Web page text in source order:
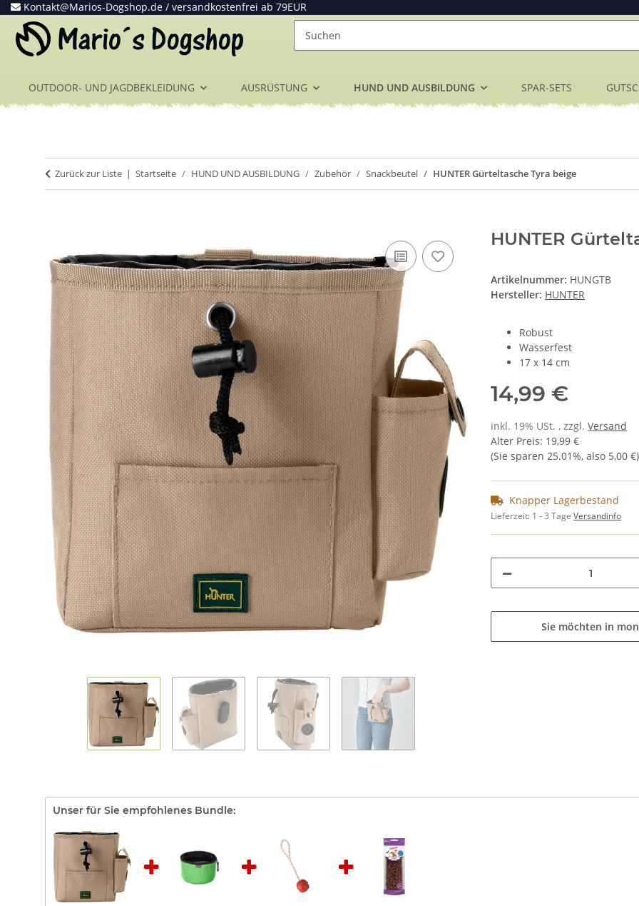
Kontakt@Marios-Dogshop.de / versandkostenfrei ab 79EUR
OUTDOOR- UND JAGDBEKLEIDUNG AUSRÜSTUNG HUND UND AUSBILDUNG SPAR-SETS
Zurück zur Liste Startseite HUND UND AUSBILDUNG Zubehör Snackbeutel HUNTER Gürteltasche Tyra beige
HUNTER
Artikelnummer: HUNGTB
Hersteller: HUNTER
Robust
Wasserfest
17 x 14 cm
14,99 €
inkl. 19% USt. , zzgl. Versand
Alter Preis: 19,99 €
(Sie sparen 25.01%, also 5,00 €)
Knapper Lagerbestand
Lieferzeit: 1 - 3 Tage Versandinfo
Sie möchten in
Unser für Sie empfohlenes Bundle: